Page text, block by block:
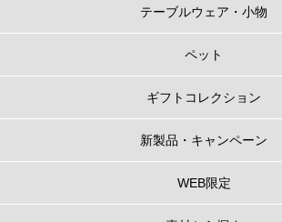
収納を選ばず、あえてキッチンに出しておきたくなる
ココット・エブリィの深さ
ブラックマットホーロー(内側)
テーブルウェア・小物
ペット
ギフトコレクション
新製品・キャンペーン
WEB限定